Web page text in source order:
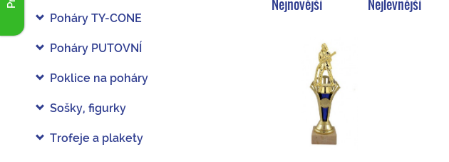
Poháry TY-CONE
Poháry PUTOVNÍ
Poklice na poháry
Sošky, figurky
Trofeje a plakety
Nejnovější Nejlevnější